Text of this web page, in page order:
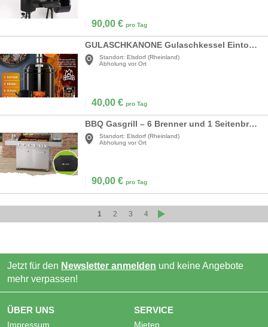
90,00 € pro Tag
GULASCHKANONE Gulaschkessel Eintopfofen mit Grillfunktion + Hähnchenbräter – kochen rösten grillen
Standort: Elsdorf (Rheinland)
Abholung vor Ort
40,00 € pro Tag
BBQ Gasgrill – 6 Brenner und 1 Seitenbrenner – XXL Edelstahl Gas Grill mit Gusseisen Grillrost
Standort: Elsdorf (Rheinland)
Abholung vor Ort
90,00 € pro Tag
1 2 3 4
Jetzt für den Newsletter anmelden und keine Angebote
mehr verpassen!
ÜBER UNS
Impressum
SERVICE
Mieten